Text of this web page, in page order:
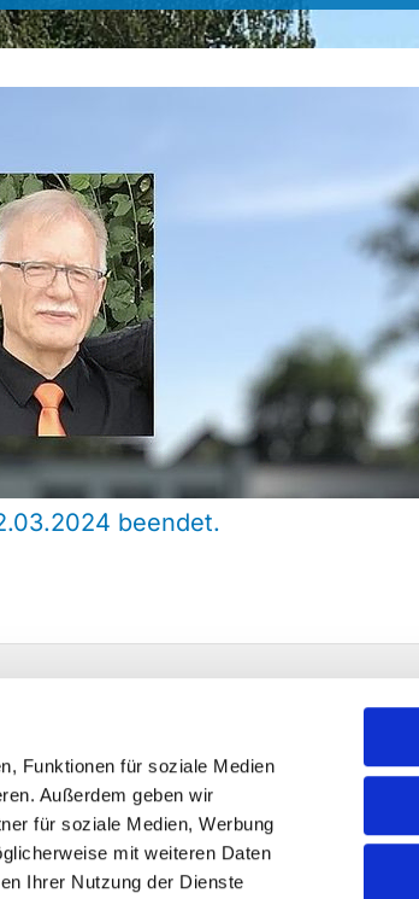
Funktionen für soziale Medien
Außerdem geben wir
für soziale Medien, Werbung
mit weiteren Daten
Ihrer Nutzung der Dienste
beendet.